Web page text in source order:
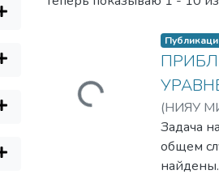
Загружается...
(НИЯУ
Задача
общем